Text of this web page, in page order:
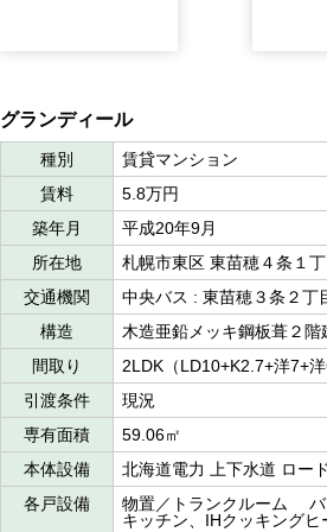
グランディール
種別
賃貸マンション
賃料
5.8万円
築年月
平成20年9月
所在地
札幌市東区 東苗穂４条１
交通機関
中央バス : 東苗穂３条２丁
構造
木造亜鉛メッキ鋼板葺２階
間取り
2LDK（LD10+K2.7+洋7+
引渡条件
現況
専有面積
59.06㎡
本体設備
北海道電力 上下水道 ロー
各戸設備
物置／トランクルーム
キッチン、IHクッキング